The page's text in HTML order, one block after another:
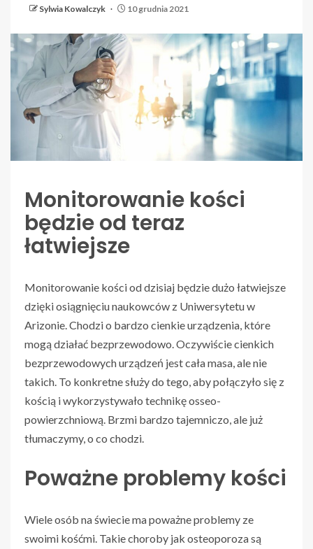
Sylwia Kowalczyk 10 grudnia 2021
Monitorowanie kości
będzie od teraz
łatwiejsze
Monitorowanie kości od dzisiaj będzie dużo łatwiejsze
dzięki osiągnięciu naukowców z Uniwersytetu w
Arizonie. Chodzi o bardzo cienkie urządzenia, które
mogą działać bezprzewodowo. Oczywiście cienkich
bezprzewodowych urządzeń jest cała masa, ale nie
takich. To konkretne służy do tego, aby połączyło się z
kością i wykorzystywało technikę osseo-
powierzchniową. Brzmi bardzo tajemniczo, ale już
tłumaczymy, o co chodzi.
Poważne problemy kości
Wiele osób na świecie ma poważne problemy ze
swoimi kośćmi. Takie choroby jak osteoporoza są